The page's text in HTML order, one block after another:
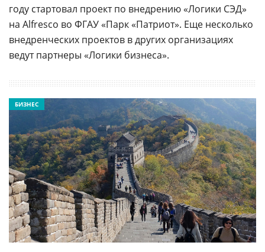
году стартовал проект по внедрению «Логики СЭД»
на Alfresco во ФГАУ «Парк «Патриот». Еще несколько
внедренческих проектов в других организациях
ведут партнеры «Логики бизнеса».
БИЗНЕС